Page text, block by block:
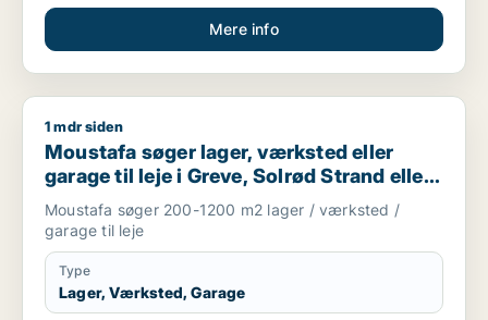
Mere info
Moustafa søger lager, værksted eller garage til leje i Greve,
1 mdr siden
Moustafa søger lager, værksted eller
garage til leje i Greve, Solrød Strand eller
Roskilde m.fl.
Moustafa søger 200-1200 m2 lager / værksted /
garage til leje
Type
Lager, Værksted, Garage